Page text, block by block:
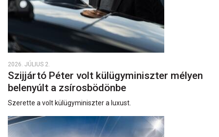
2026. JÚLIUS 2.
Szijjártó Péter volt külügyminiszter mélyen
belenyúlt a zsírosbödönbe
Szerette a volt külügyminiszter a luxust.